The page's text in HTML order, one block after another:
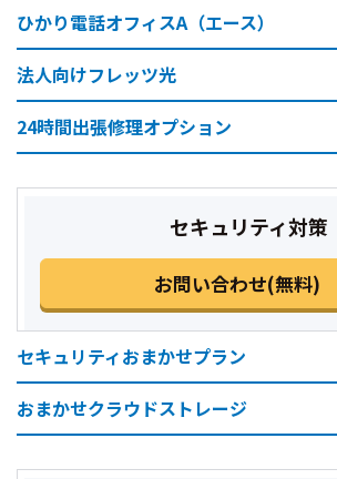
ひかり電話オフィスA（エース）
法人向けフレッツ光
24時間出張修理オプション
セキュリティ対策
お問い合わせ(無料)
セキュリティおまかせプラン
おまかせクラウドストレージ